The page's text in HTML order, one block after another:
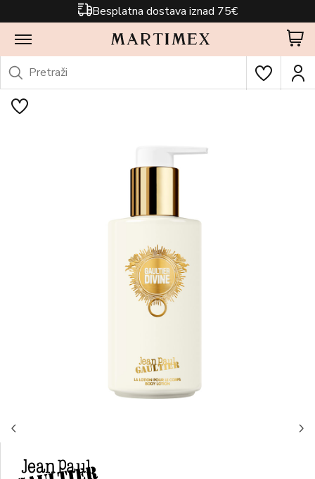
Besplatna dostava iznad 75€